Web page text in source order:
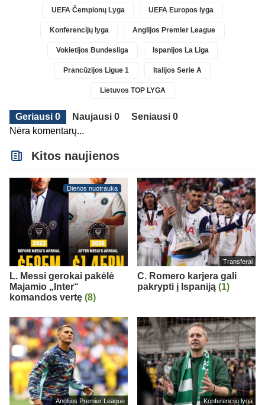
UEFA Čempionų Lyga UEFA Europos lyga
Konferencijų lyga Anglijos Premier League
Vokietijos Bundesliga Ispanijos La Liga
Prancūzijos Ligue 1 Italijos Serie A
Lietuvos TOP LYGA
Geriausi 0 Naujausi 0
Seniausi 0
Nėra komentarų...
Kitos naujienos
Dienos nuotrauka
L. Messi gerokai pakėlė
Majamio „Inter“
komandos vertę (8)
Transferai
C. Romero karjera gali
pakrypti į Ispaniją (1)
Anglijos Premier League Konferencijų lyga